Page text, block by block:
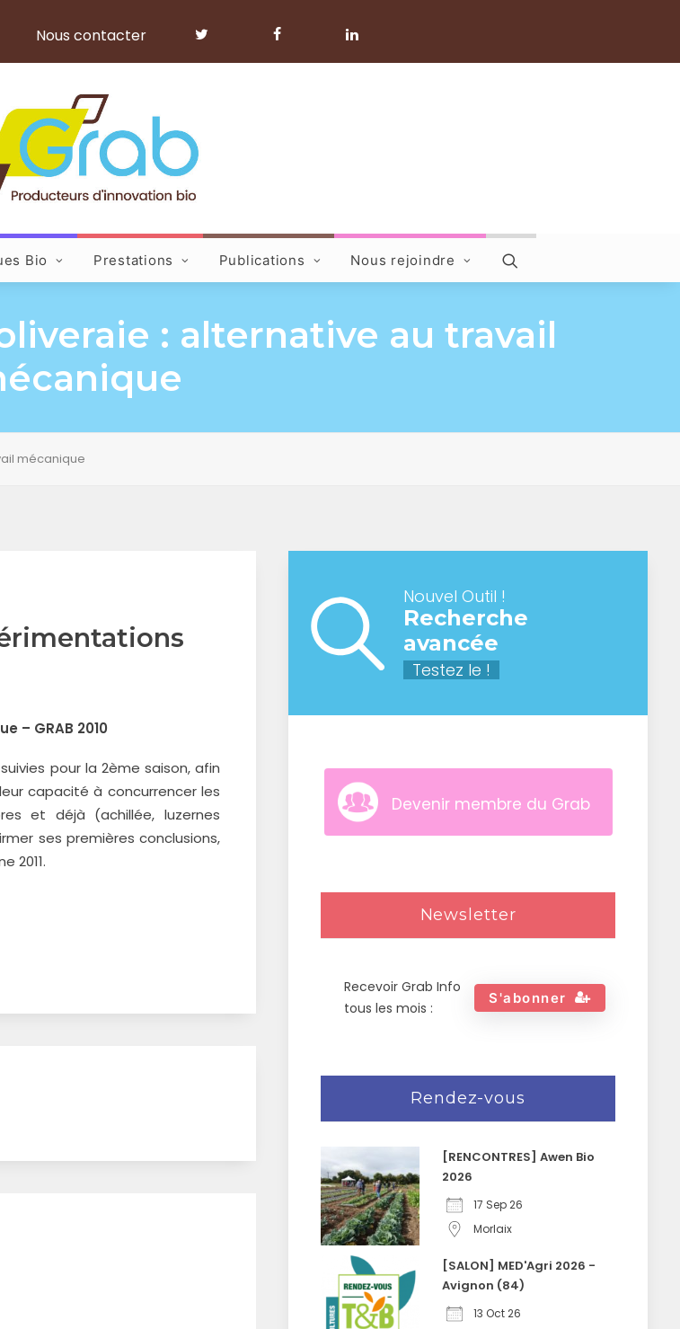
Nous contacter
Bio Prestations Publications Nous rejoindre
: alternative au travail
mécanique
– GRAB 2010
pour la 2ème saison, afin
capacité à concurrencer les
et déjà (achillée, luzernes
ses premières conclusions,
2011.
Nouvel Outil !
Recherche
avancée
Testez le !
Devenir membre du Grab
Newsletter
Recevoir Grab Info
tous les mois :
S'abonner
Rendez-vous
[RENCONTRES] Awen Bio
2026
17 Sep 26
Morlaix
[SALON] MED'Agri 2026 -
Avignon (84)
13 Oct 26